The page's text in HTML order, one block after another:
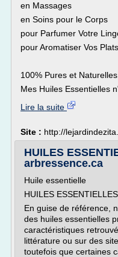
en Massages
en Soins pour le Corps
pour Parfumer Votre
pour Aromatiser Vos Plats
100% Pures et Naturelles,
Mes Huiles Essentielles
Lire la suite
Site : http://
HUILES
arbressence.ca
Huile essentielle
HUILES
En guise de référence,
des huiles essentielles
caractéristiques
littérature ou sur des
toutefois que certaines